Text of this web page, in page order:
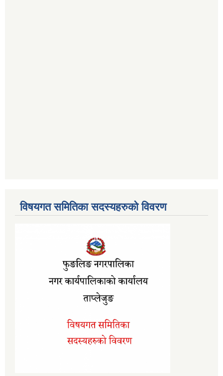
विषयगत समितिका सदस्यहरुको विवरण